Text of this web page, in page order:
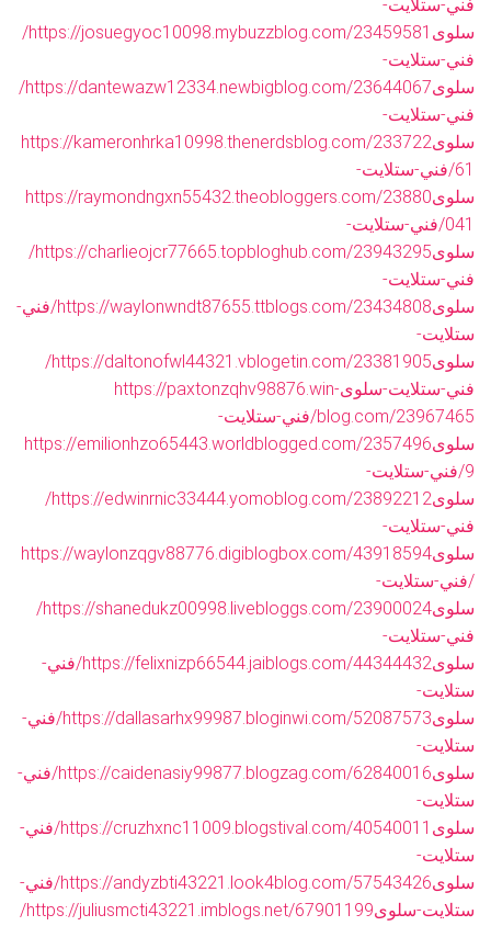
فني-ستلايت-
سلوى
https://josuegyoc10098.mybuzzblog.com/23459581/
فني-ستلايت-
سلوى
https://dantewazw12334.newbigblog.com/23644067/
فني-ستلايت-
سلوىhttps://kameronhrka10998.thenerdsblog.com/233722
61/فني-ستلايت-
سلوىhttps://raymondngxn55432.theobloggers.com/23880
041/فني-ستلايت-
سلوى
https://charlieojcr77665.topbloghub.com/23943295/
فني-ستلايت-
سلوى
https://waylonwndt87655.ttblogs.com/23434808/فني-
ستلايت-
سلوى
https://daltonofwl44321.vblogetin.com/23381905/
فني-ستلايت-سلوىhttps://paxtonzqhv98876.win-
blog.com/23967465/فني-ستلايت-
سلوىhttps://emilionhzo65443.worldblogged.com/2357496
9/فني-ستلايت-
سلوى
https://edwinrnic33444.yomoblog.com/23892212/
فني-ستلايت-
سلوىhttps://waylonzqgv88776.digiblogbox.com/43918594
/فني-ستلايت-
سلوى
https://shanedukz00998.livebloggs.com/23900024/
فني-ستلايت-
سلوى
https://felixnizp66544.jaiblogs.com/44344432/فني-
ستلايت-
سلوى
https://dallasarhx99987.bloginwi.com/52087573/فني-
ستلايت-
سلوى
https://caidenasiy99877.blogzag.com/62840016/فني-
ستلايت-
سلوى
https://cruzhxnc11009.blogstival.com/40540011/فني-
ستلايت-
سلوى
https://andyzbti43221.look4blog.com/57543426/فني-
ستلايت-سلوى
https://juliusmcti43221.imblogs.net/67901199/